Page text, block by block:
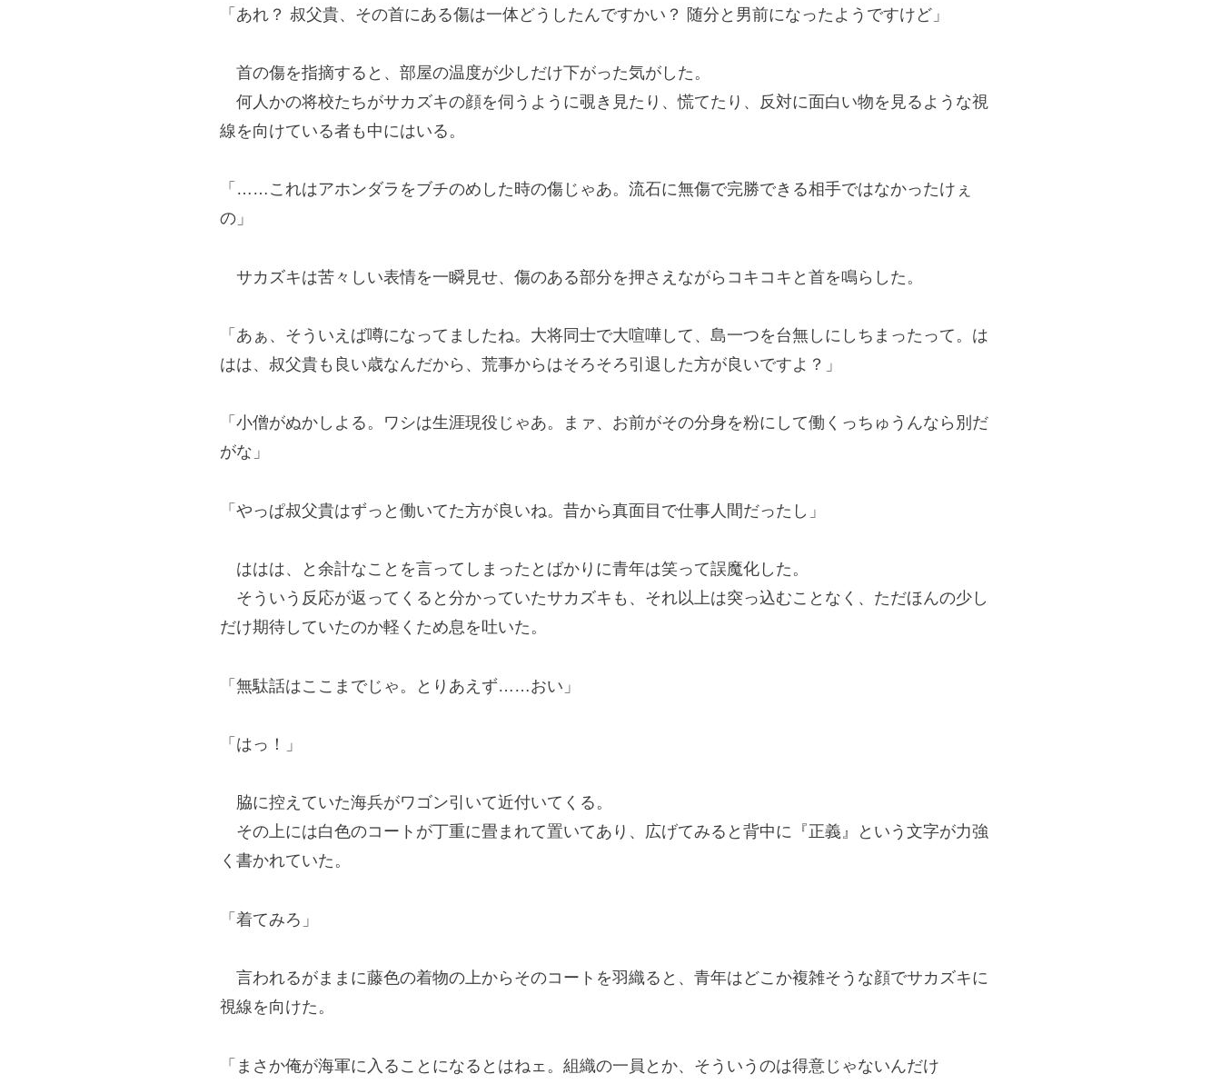
「あれ？ 叔父貴、その首にある傷は一体どうしたんですかい？ 随分と男前になったようですけど」
首の傷を指摘すると、部屋の温度が少しだけ下がった気がした。
何人かの将校たちがサカズキの顔を伺うように覗き見たり、慌てたり、反対に面白い物を見るような視
線を向けている者も中にはいる。
「……これはアホンダラをブチのめした時の傷じゃあ。流石に無傷で完勝できる相手ではなかったけぇ
の」
サカズキは苦々しい表情を一瞬見せ、傷のある部分を押さえながらコキコキと首を鳴らした。
「あぁ、そういえば噂になってましたね。大将同士で大喧嘩して、島一つを台無しにしちまったって。は
はは、叔父貴も良い歳なんだから、荒事からはそろそろ引退した方が良いですよ？」
「小僧がぬかしよる。ワシは生涯現役じゃあ。まァ、お前がその分身を粉にして働くっちゅうんなら別だ
がな」
「やっぱ叔父貴はずっと働いてた方が良いね。昔から真面目で仕事人間だったし」
ははは、と余計なことを言ってしまったとばかりに青年は笑って誤魔化した。
そういう反応が返ってくると分かっていたサカズキも、それ以上は突っ込むことなく、ただほんの少し
だけ期待していたのか軽くため息を吐いた。
「無駄話はここまでじゃ。とりあえず……おい」
「はっ！」
脇に控えていた海兵がワゴン引いて近付いてくる。
その上には白色のコートが丁重に畳まれて置いてあり、広げてみると背中に『正義』という文字が力強
く書かれていた。
「着てみろ」
言われるがままに藤色の着物の上からそのコートを羽織ると、青年はどこか複雑そうな顔でサカズキに
視線を向けた。
「まさか俺が海軍に入ることになるとはねェ。組織の一員とか、そういうのは得意じゃないんだけ